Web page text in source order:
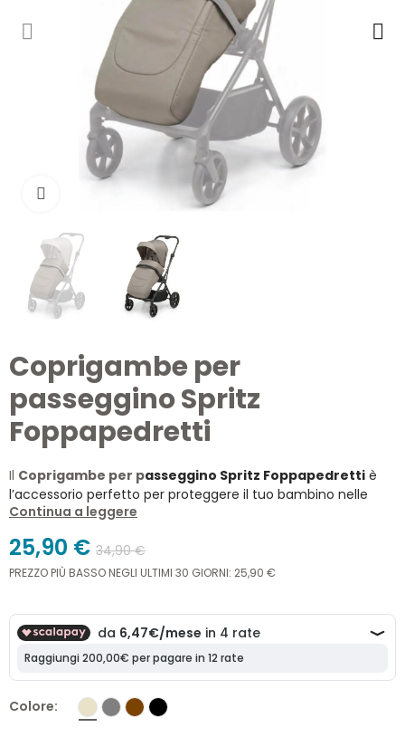
Clicca per ingrandire
Coprigambe per
passeggino Spritz
Foppapedretti
Il Coprigambe per passeggino Spritz Foppapedretti è
l’accessorio perfetto per proteggere il tuo bambino nelle
giornate più fredde. Realizzato in
durante le passeggiate. Compatibile con il sistema
combinatoSpritz Foppapedretti, unisce stile e
Continua a leggere
25,90 € 34,90 €
PREZZO PIÙ BASSO NEGLI ULTIMI 30 GIORNI: 25,90 €
Colore